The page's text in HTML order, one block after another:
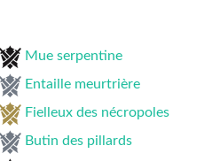
Mue serpentine
Entaille meurtrière
Fielleux des nécropoles
Butin des pillards